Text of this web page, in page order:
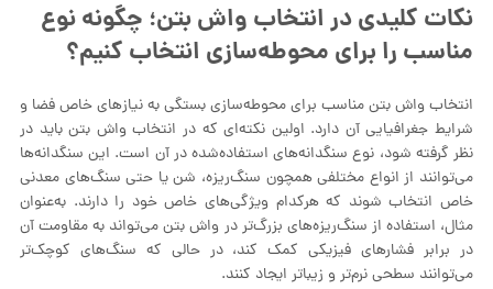
نکات کلیدی در انتخاب واش بتن؛ چگونه نوع
مناسب را برای محوطه‌سازی انتخاب کنیم؟
انتخاب واش بتن مناسب برای محوطه‌سازی بستگی به نیازهای خاص فضا و
شرایط جغرافیایی آن دارد. اولین نکته‌ای که در انتخاب واش بتن باید در
نظر گرفته شود، نوع سنگدانه‌های استفاده‌شده در آن است. این سنگدانه‌ها
می‌توانند از انواع مختلفی همچون سنگ‌ریزه، شن یا حتی سنگ‌های معدنی
خاص انتخاب شوند که هرکدام ویژگی‌های خاص خود را دارند. به‌عنوان
مثال، استفاده از سنگ‌ریزه‌های بزرگ‌تر در واش بتن می‌تواند به مقاومت آن
در برابر فشارهای فیزیکی کمک کند، در حالی که سنگ‌های کوچک‌تر
می‌توانند سطحی نرم‌تر و زیباتر ایجاد کنند.